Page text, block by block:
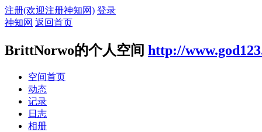
注册(欢迎注册神知网) 登录
神知网 返回首页
BrittNorwo的个人空间 http://
空间首页
动态
记录
日志
相册